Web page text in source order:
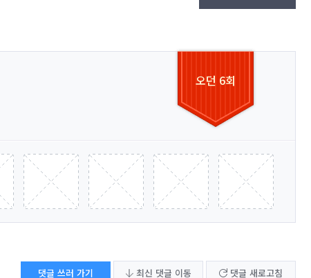
오던 6회
댓글 쓰러 가기 최신 댓글 이동 댓글 새로고침